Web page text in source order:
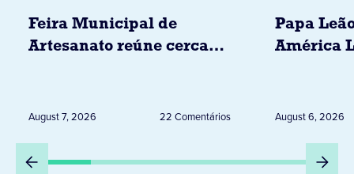
Feira Municipal de
Artesanato reúne cerca
August 7, 2026 22 Comentários
Papa
América
Peru
August 6, 2026